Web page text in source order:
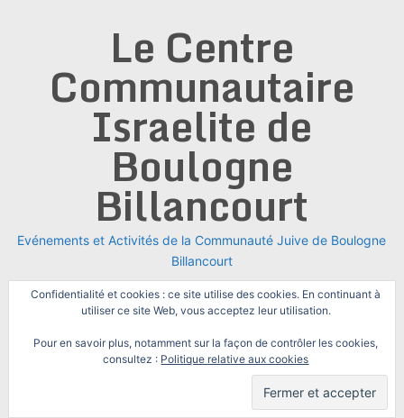
Le Centre
Communautaire
Israelite de
Boulogne
Billancourt
Evénements et Activités de la Communauté Juive de Boulogne
Billancourt
Confidentialité et cookies : ce site utilise des cookies. En continuant à
utiliser ce site Web, vous acceptez leur utilisation.
Pour en savoir plus, notamment sur la façon de contrôler les cookies,
consultez : Politique relative aux cookies